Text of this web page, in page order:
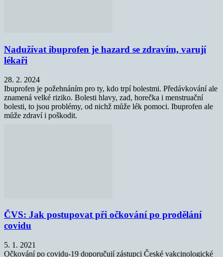
Nadužívat ibuprofen je hazard se zdravím, varují
lékaři
28. 2. 2024
Ibuprofen je požehnáním pro ty, kdo trpí bolestmi. Předávkování ale
znamená velké riziko. Bolesti hlavy, zad, horečka i menstruační
bolesti, to jsou problémy, od nichž může lék pomoci. Ibuprofen ale
může zdraví i poškodit.
ČVS: Jak postupovat při očkování po prodělání
covidu
5. 1. 2021
Očkování po covidu-19 doporučují zástupci České vakcinologické